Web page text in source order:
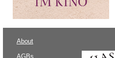
About
AGBs